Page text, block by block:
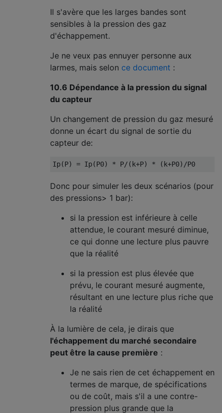
Il s'avère que les larges bandes sont
sensibles à la pression des gaz
d'échappement.
Je ne veux pas ennuyer personne aux
larmes, mais selon ce document :
10.6 Dépendance à la pression du signal
du capteur
Un changement de pression du gaz mesuré
donne un écart du signal de sortie du
capteur de:
Donc pour simuler les deux scénarios (pour
des pressions> 1 bar):
si la pression est inférieure à celle
attendue, le courant mesuré diminue,
ce qui donne une lecture plus pauvre
que la réalité
si la pression est plus élevée que
prévu, le courant mesuré augmente,
résultant en une lecture plus riche que
la réalité
À la lumière de cela, je dirais que
l'échappement du marché secondaire
peut être la cause première :
Je ne sais rien de cet échappement en
termes de marque, de spécifications
ou de coût, mais s'il a une contre-
pression plus grande que la